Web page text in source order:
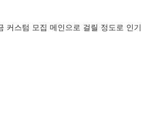
커스텀 모집 메인으로 걸릴 정도로 인기